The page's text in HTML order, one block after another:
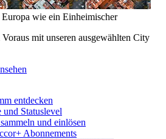
wie ein Einheimischer
mit unseren ausgewählten City
entdecken
und Statuslevel
und einlösen
Abonnements